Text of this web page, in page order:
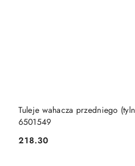
Tuleje wahacza przedniego
6501549
Cena:
218.30
DO